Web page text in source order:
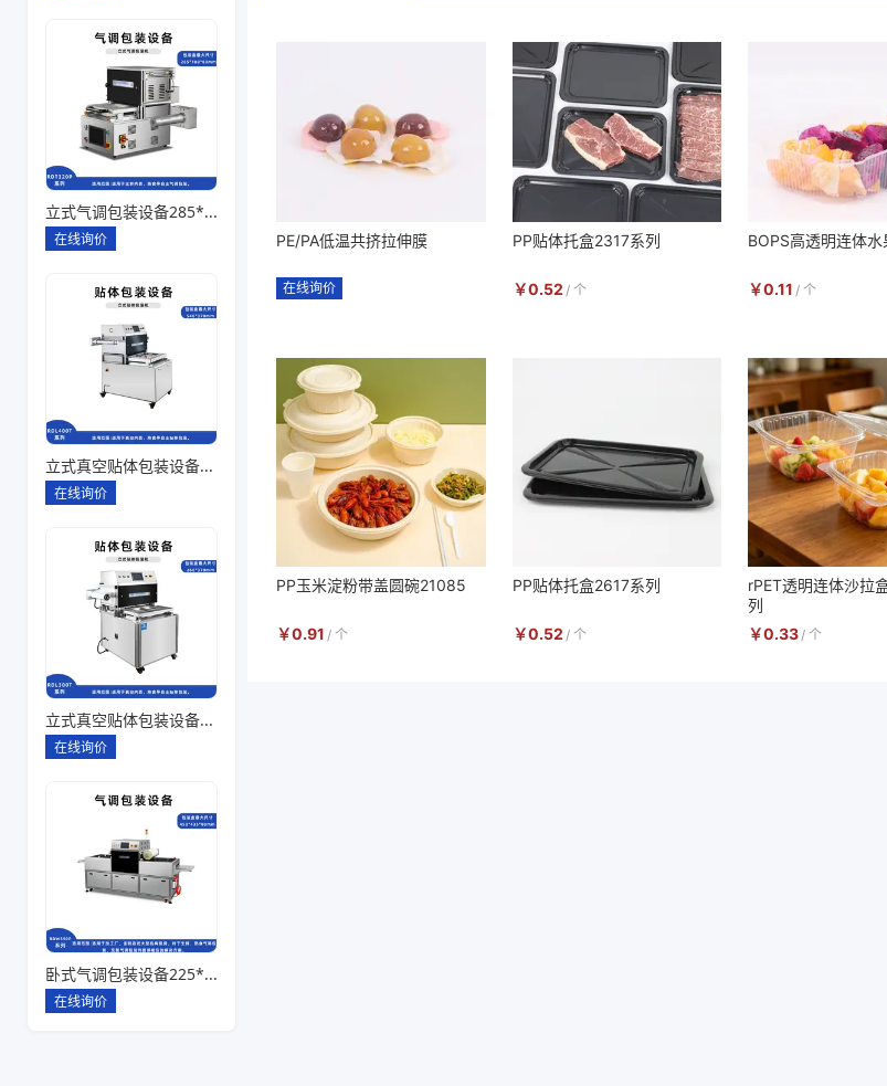
立式气调包装设备285*180*80一出一
在线询价
立式真空贴体包装设备260*180一出四
在线询价
立式真空贴体包装设备260*180一出二
在线询价
卧式气调包装设备225*142*80一出六
在线询价
PE/PA低温共挤拉伸膜
在线询价
PP贴体托盒2317系列
￥0.52 / 个
BOPS高透明连体
￥0.11 / 个
PP玉米淀粉带盖圆碗21085
￥0.91 / 个
PP贴体托盒2617系列
￥0.52 / 个
rPET透明连体沙拉
列
￥0.33/ 个